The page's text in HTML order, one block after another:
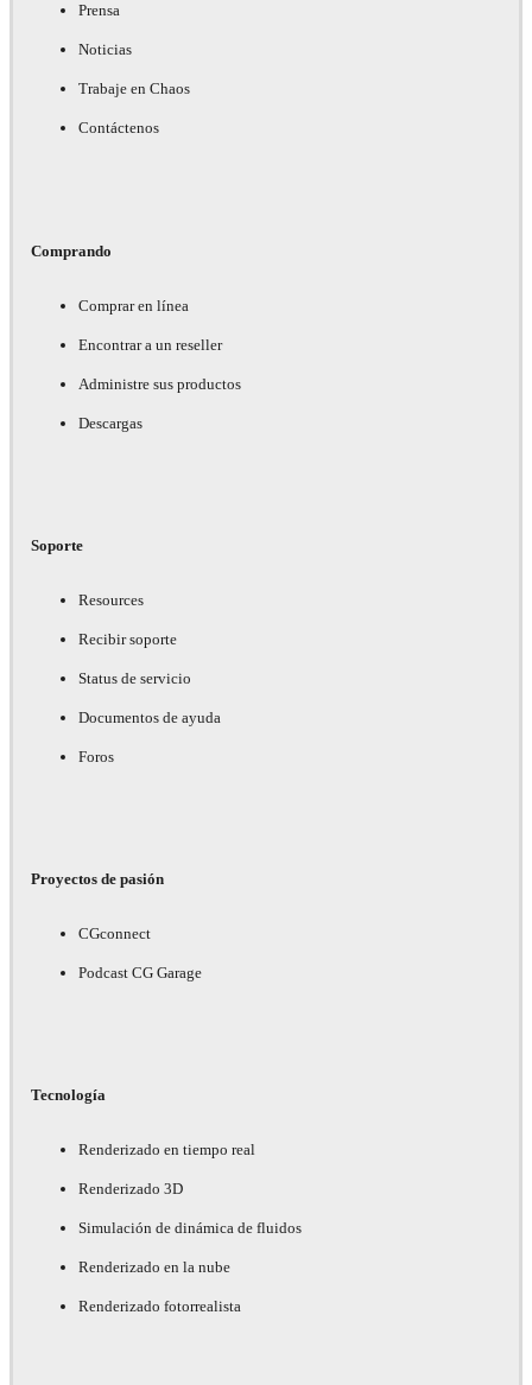
Prensa
Noticias
Trabaje en Chaos
Contáctenos
Comprando
Comprar en línea
Encontrar a un reseller
Administre sus productos
Descargas
Soporte
Resources
Recibir soporte
Status de servicio
Documentos de ayuda
Foros
Proyectos de pasión
CGconnect
Podcast CG Garage
Tecnología
Renderizado en tiempo real
Renderizado 3D
Simulación de dinámica de fluidos
Renderizado en la nube
Renderizado fotorrealista